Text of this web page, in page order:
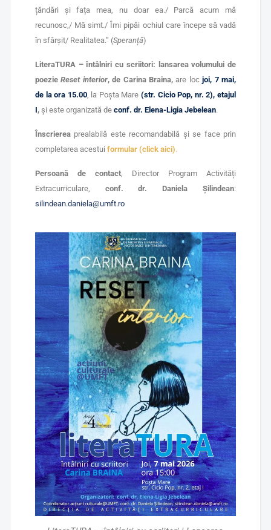
țăndări și fața mea, nu doar ea./ Parcă acum mă
recunosc,/ Mă simt./ Îmi pipăi ochiul care începe să vadă
în sfârșit/ Realitatea.” (Speranță)
LiteraTURA – întâlniri cu scriitori: lansarea volumului de
poezieReset interior, de Carina Braina, are loc joi, 7 mai,
de la ora 15.00, la Poșta Mare(str. Cicio Pop, nr. 2), etajul
I,și este organizată de conf. dr. Elena-Ligia Jebelean.
Înscriereaprealabilă este recomandabilă și se face prin
completarea acestui formular (click aici).
Persoană de contact, Director Program Activități
Extracurriculare, conf. dr. Daniela Șilindean:
silindean.daniela@umft.ro